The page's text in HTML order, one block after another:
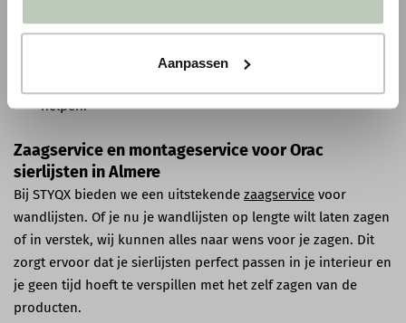
Aanpassen
wij gratis verzending binnen Nederland & België.
Persoonlijke service: Heb je vragen over onze producten
helpen.
Zaagservice en montageservice voor Orac
sierlijsten in Almere
Bij STYQX bieden we een uitstekende zaagservice voor
wandlijsten. Of je nu je wandlijsten op lengte wilt laten zagen
of in verstek, wij kunnen alles naar wens voor je zagen. Dit
zorgt ervoor dat je sierlijsten perfect passen in je interieur en
je geen tijd hoeft te verspillen met het zelf zagen van de
producten.